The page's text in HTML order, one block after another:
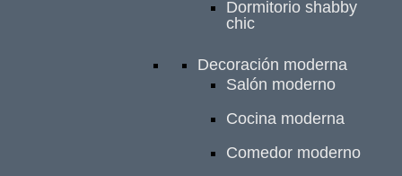
Dormitorio shabby
chic
Decoración moderna
Salón moderno
Cocina moderna
Comedor moderno